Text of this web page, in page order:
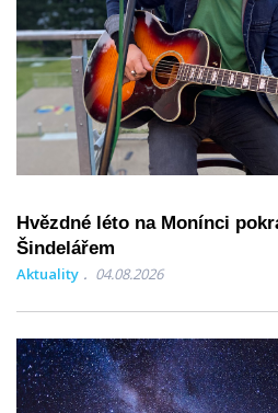
Hvězdné léto na Monínci
Šindelářem
Aktuality 04.08.2026